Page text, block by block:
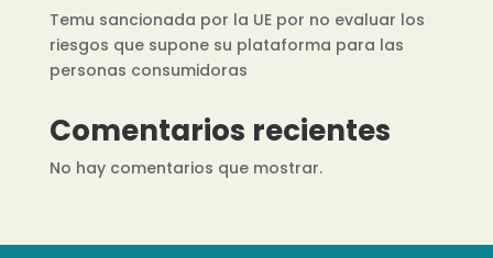
Temu sancionada por la UE por no evaluar los
riesgos que supone su plataforma para las
personas consumidoras
Comentarios recientes
No hay comentarios que mostrar.